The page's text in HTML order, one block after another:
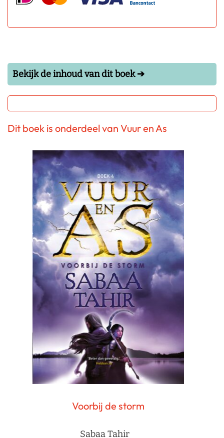
Bekijk de inhoud van dit boek ➔
Dit boek is onderdeel van Vuur en As
Voorbij de storm
Sabaa Tahir